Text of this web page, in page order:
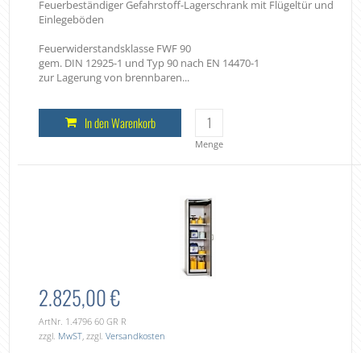
Feuerbeständiger Gefahrstoff-Lagerschrank mit Flügeltür und
Einlegeböden
Feuerwiderstandsklasse FWF 90
gem. DIN 12925-1 und Typ 90 nach EN 14470-1
zur Lagerung von brennbaren...
Menge
In den Warenkorb
2.825,00 €
ArtNr. 1.4796 60 GR R
zzgl. MwST, zzgl.Versandkosten